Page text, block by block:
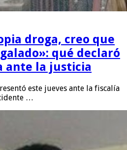
droga, creo que
qué declaró
ante la justicia
este jueves ante la fiscalía
…